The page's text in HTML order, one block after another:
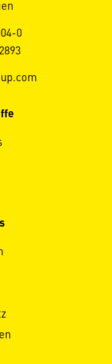
0